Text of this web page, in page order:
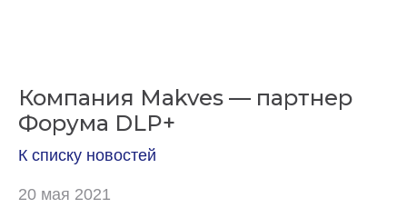
Компания Makves — партнер
Форума DLP+
К списку новостей
20 мая 2021